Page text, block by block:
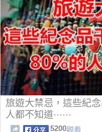
旅遊大禁忌，這些紀
人都不知道······
5200觀看